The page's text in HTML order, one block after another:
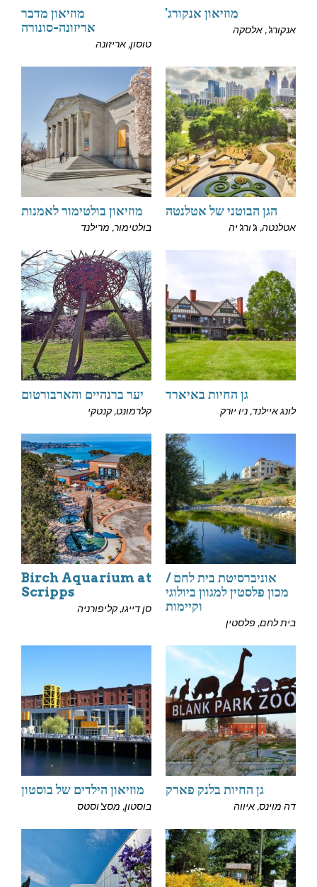
מוזיאון אנקורג'
אנקורג', אלסקה
מוזיאון מדבר
אריזונה-סונורה
טוסון, אריזונה
הגן הבוטני של אטלנטה
אטלנטה, ג'ורג'יה
מוזיאון בולטימור לאמנות
בולטימור, מרילנד
גן החיות באיארד
לונג איילנד, ניו יורק
יער ברנהיים והארבורטום
קלרמונט, קנטקי
אוניברסיטת בית לחם /
מכון פלסטין למגוון ביולוגי
וקיימות
בית לחם, פלסטין
Birch Aquarium at
Scripps
סן דייגו, קליפורניה
גן החיות בלנק פארק
דה מוינס, איווה
מוזיאון הילדים של בוסטון
בוסטון, מסצ'וסטס